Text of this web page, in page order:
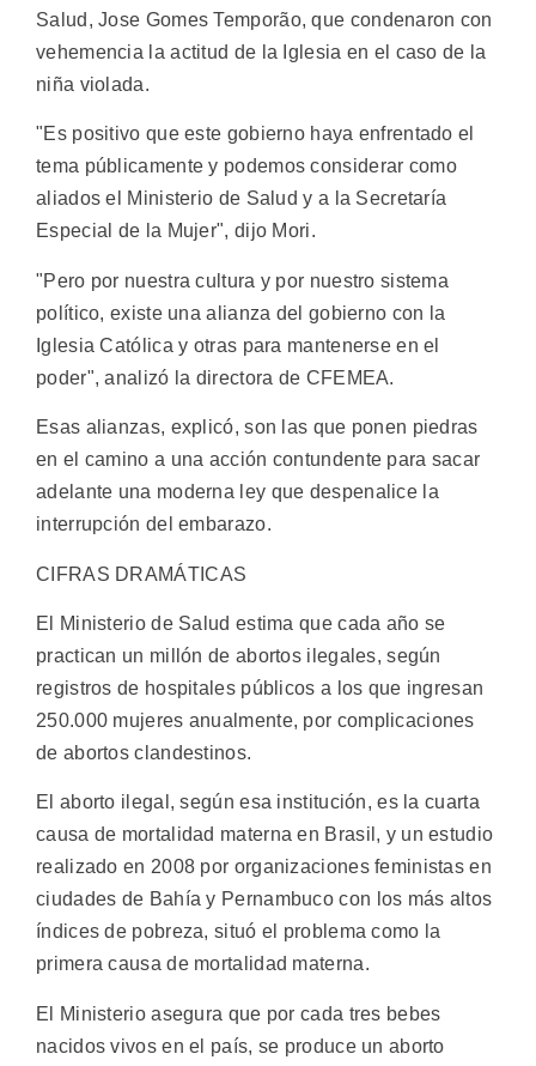
Salud, Jose Gomes Temporão, que condenaron con
vehemencia la actitud de la Iglesia en el caso de la
niña violada.
"Es positivo que este gobierno haya enfrentado el
tema públicamente y podemos considerar como
aliados el Ministerio de Salud y a la Secretaría
Especial de la Mujer", dijo Mori.
"Pero por nuestra cultura y por nuestro sistema
político, existe una alianza del gobierno con la
Iglesia Católica y otras para mantenerse en el
poder", analizó la directora de CFEMEA.
Esas alianzas, explicó, son las que ponen piedras
en el camino a una acción contundente para sacar
adelante una moderna ley que despenalice la
interrupción del embarazo.
CIFRAS DRAMÁTICAS
El Ministerio de Salud estima que cada año se
practican un millón de abortos ilegales, según
registros de hospitales públicos a los que ingresan
250.000 mujeres anualmente, por complicaciones
de abortos clandestinos.
El aborto ilegal, según esa institución, es la cuarta
causa de mortalidad materna en Brasil, y un estudio
realizado en 2008 por organizaciones feministas en
ciudades de Bahía y Pernambuco con los más altos
índices de pobreza, situó el problema como la
primera causa de mortalidad materna.
El Ministerio asegura que por cada tres bebes
nacidos vivos en el país, se produce un aborto